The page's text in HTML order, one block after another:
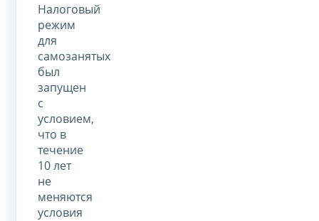
Налоговый
режим
для
самозанятых
был
запущен
с
условием,
что в
течение
10 лет
не
меняются
условия